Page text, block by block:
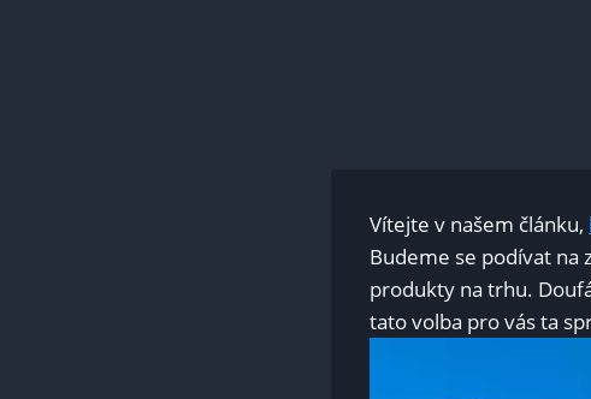
Vítejte v našem článku,
Budeme ‍se podívat na
produkty na trhu.
tato volba pro vás ta